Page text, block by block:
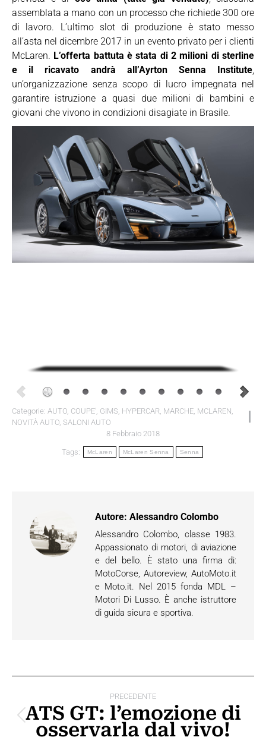
assemblata a mano con un processo che richiede 300 ore
di lavoro. L’ultimo slot di produzione è stato messo
all’asta nel dicembre 2017 in un evento privato per i clienti
McLaren. L’offerta battuta è stata di 2 milioni di sterline
e il ricavato andrà all’Ayrton Senna Institute,
un’organizzazione senza scopo di lucro impegnata nel
garantire istruzione a quasi due milioni di bambini e
giovani che vivono in condizioni disagiate in Brasile.
Categorie: AUTO, COUPE', GIMS, HYPERCAR, MARCHE, MCLAREN,
NOVITÀ AUTO, SALONI AUTO
8 Febbraio 2018
Tags: McLaren McLaren Senna Senna
Autore: Alessandro Colombo
Alessandro Colombo, classe 1983.
Appassionato di motori, di aviazione
e del bello. È stato una firma di:
MotoCorse, Autoreview, AutoMoto.it
e Moto.it. Nel 2015 fonda MDL –
Motori Di Lusso. È anche istruttore
di guida sicura e sportiva.
tra
PRECEDENTE
Post
precedente:
ATS GT: l’emozione di
osservarla dal vivo!